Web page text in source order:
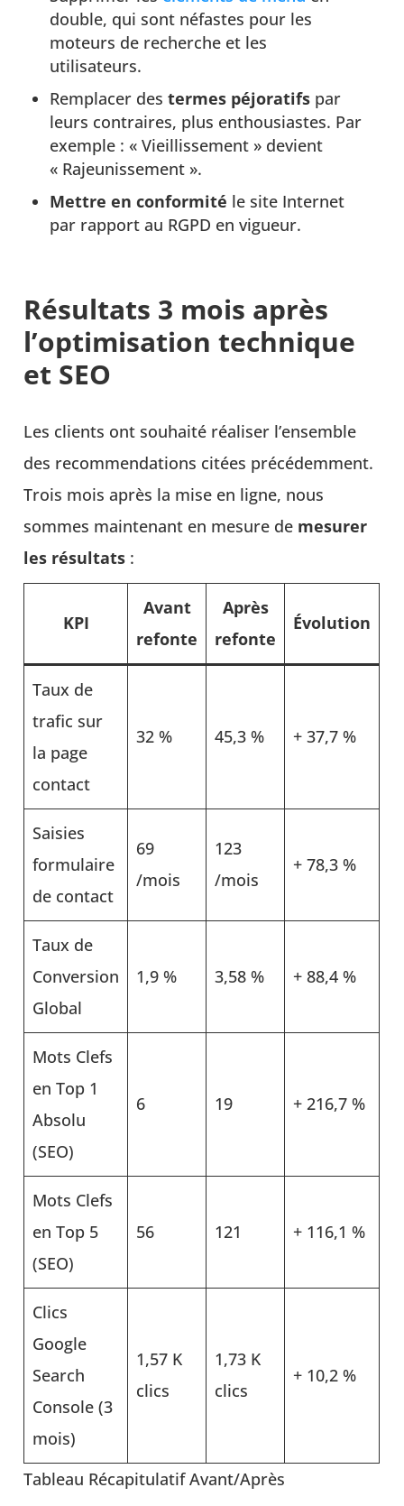
double, qui sont néfastes pour les
moteurs de recherche et les
utilisateurs.
Remplacer des termes péjoratifs par
leurs contraires, plus enthousiastes. Par
exemple : « Vieillissement » devient
« Rajeunissement ».
Mettre en conformité le site Internet
par rapport au RGPD en vigueur.
Résultats 3 mois après
l’optimisation technique
et SEO
Les clients ont souhaité réaliser l’ensemble
des recommendations citées précédemment.
Trois mois après la mise en ligne, nous
sommes maintenant en mesure de mesurer
les résultats :
KPI
Avant
refonte
Après
refonte
Évolution
Taux de
trafic sur
la page
contact
32 % 45,3 % + 37,7 %
Saisies
formulaire
de contact
69
/mois
123
/mois
+ 78,3 %
Taux de
Conversion
Global
1,9 % 3,58 % + 88,4 %
Mots Clefs
en Top 1
Absolu
(SEO)
6 19 + 216,7 %
Mots Clefs
en Top 5
(SEO)
56 121 + 116,1 %
Clics
Google
Search
Console (3
mois)
1,57 K
clics
1,73 K
clics
+ 10,2 %
Tableau Récapitulatif Avant/Après